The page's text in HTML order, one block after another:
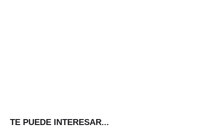
TE PUEDE INTERESAR...